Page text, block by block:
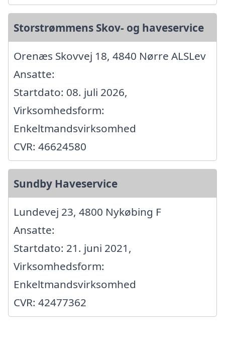
Storstrømmens Skov- og haveservice
Orenæs Skovvej 18, 4840 Nørre ALSLev
Ansatte:
Startdato: 08. juli 2026,
Virksomhedsform:
Enkeltmandsvirksomhed
CVR: 46624580
Sundby Haveservice
Lundevej 23, 4800 Nykøbing F
Ansatte:
Startdato: 21. juni 2021,
Virksomhedsform:
Enkeltmandsvirksomhed
CVR: 42477362